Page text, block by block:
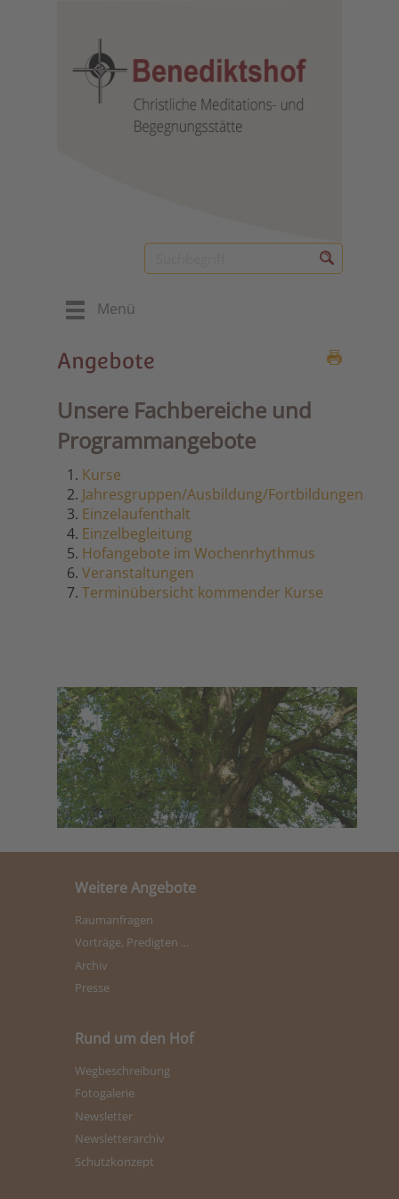
Menü
Angebote
Unsere Fachbereiche und
Programmangebote
Kurse
Jahresgruppen/Ausbildung/Fortbildungen
Einzelaufenthalt
Einzelbegleitung
Hofangebote im Wochenrhythmus
Veranstaltungen
Terminübersicht kommender Kurse
Weitere Angebote
Raumanfragen
Vorträge, Predigten ...
Archiv
Presse
Rund um den Hof
Wegbeschreibung
Fotogalerie
Newsletter
Newsletterarchiv
Schutzkonzept